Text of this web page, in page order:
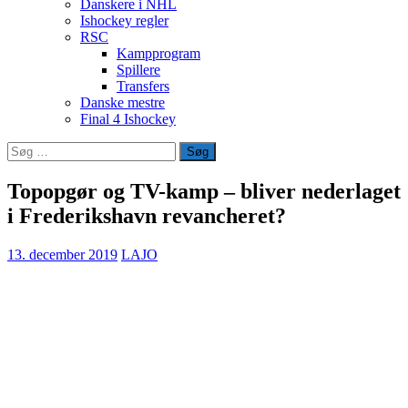
Danskere i NHL
Ishockey regler
RSC
Kampprogram
Spillere
Transfers
Danske mestre
Final 4 Ishockey
Søg
efter:
Topopgør og TV-kamp – bliver nederlaget
i Frederikshavn revancheret?
13. december 2019 LAJO